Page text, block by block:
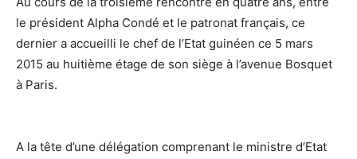
le président Alpha Condé et le patronat français, ce
dernier a accueilli le chef de l’Etat guinéen ce 5 mars
2015 au huitième étage de son siège à l’avenue Bosquet
à Paris.
A la tête d’une délégation comprenant le ministre d’Etat